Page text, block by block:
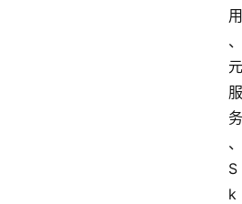
用
、
元
服
务
、
S
k